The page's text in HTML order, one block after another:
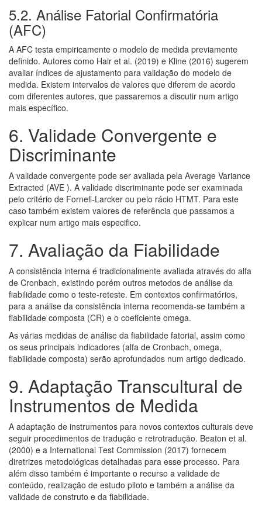
5.2. Análise Fatorial Confirmatória
(AFC)
A AFC testa empiricamente o modelo de medida previamente
definido. Autores como Hair et al. (2019) e Kline (2016) sugerem
avaliar índices de ajustamento para validação do modelo de
medida. Existem intervalos de valores que diferem de acordo
com diferentes autores, que passaremos a discutir num artigo
mais específico.
6. Validade Convergente e
Discriminante
A validade convergente pode ser avaliada pela Average Variance
Extracted (AVE ). A validade discriminante pode ser examinada
pelo critério de Fornell-Larcker ou pelo rácio HTMT. Para este
caso também existem valores de referência que passamos a
explicar num artigo mais especifico.
7. Avaliação da Fiabilidade
A consistência interna é tradicionalmente avaliada através do alfa
de Cronbach, existindo porém outros metodos de análise da
fiabilidade como o teste-reteste. Em contextos confirmatórios,
para a análise da consistência interna recomenda-se também a
fiabilidade composta (CR) e o coeficiente omega.
As várias medidas de análise da fiabilidade fatorial, assim como
os seus principais indicadores (alfa de Cronbach, omega,
fiabilidade composta) serão aprofundados num artigo dedicado.
9. Adaptação Transcultural de
Instrumentos de Medida
A adaptação de instrumentos para novos contextos culturais deve
seguir procedimentos de tradução e retrotradução. Beaton et al.
(2000) e a International Test Commission (2017) fornecem
diretrizes metodológicas detalhadas para esse processo. Para
além disso também é importante o recurso a validade de
conteúdo, realização de estudo piloto e também a análise da
validade de construto e da fiabilidade.